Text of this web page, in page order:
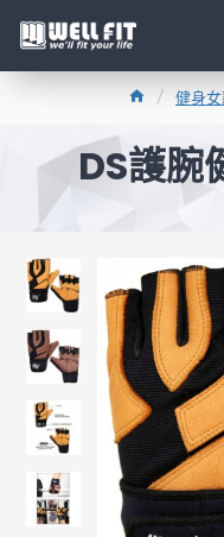
健身
DS護腕